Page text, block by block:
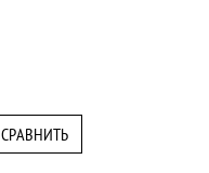
СРАВНИТЬ